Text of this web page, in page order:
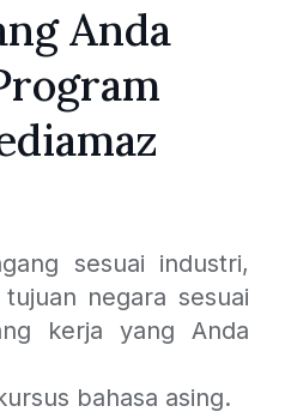
Anda
sesuai industri,
negara sesuai
kerja yang Anda
bahasa asing.